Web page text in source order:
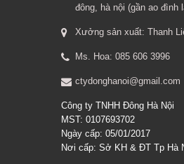
đông, hà nội (gần ao đình
Xưởng sản xuất: Thanh
Ms. Hoa: 085 606 3996
ctydonghanoi@gmail.com
Công ty TNHH Đông Hà Nội
MST: 0107693702
Ngày cấp: 05/01/2017
Nơi cấp: Sở KH & ĐT Tp Hà